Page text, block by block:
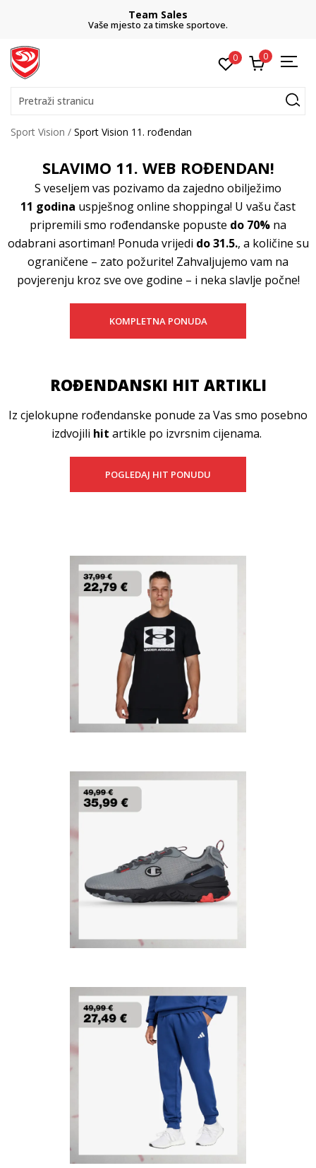
CLICK& COLLECT
besplatno preuzimanje u trgovini
0 0
Pretraži stranicu
Sport Vision Sport Vision 11. rođendan
SLAVIMO 11. WEB ROĐENDAN!
S veseljem vas pozivamo da zajedno obilježimo
11 godina uspješnog online shoppinga! U vašu čast
pripremili smo rođendanske popuste do 70% na
odabrani asortiman! Ponuda vrijedi do 31.5., a količine su
ograničene – zato požurite! Zahvaljujemo vam na
povjerenju kroz sve ove godine – i neka slavlje počne!
KOMPLETNA PONUDA
ROĐENDANSKI HIT ARTIKLI
Iz cjelokupne rođendanske ponude za Vas smo posebno
izdvojili hit artikle po izvrsnim cijenama.
POGLEDAJ HIT PONUDU